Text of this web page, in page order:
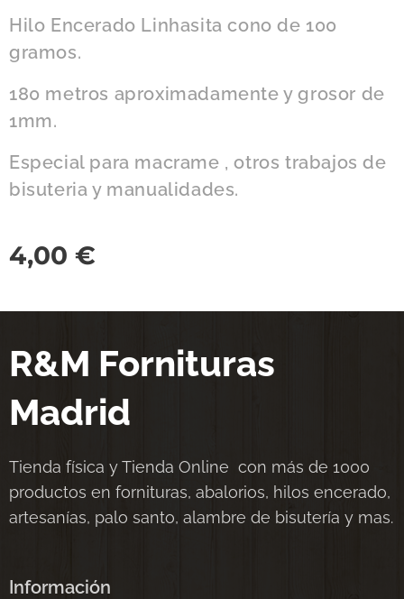
Hilo Encerado Linhasita cono de 100
gramos.
180 metros aproximadamente y grosor de
1mm.
Especial para macrame , otros trabajos de
bisuteria y manualidades.
4,00 €
R&M Fornituras
Madrid
Tienda física y Tienda Online con más de 1000
productos en fornituras, abalorios, hilos encerado,
artesanías, palo santo, alambre de bisutería y mas.
Información